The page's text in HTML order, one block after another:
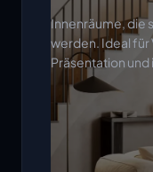
Innenräume, die
werden. Ideal
Präsentation